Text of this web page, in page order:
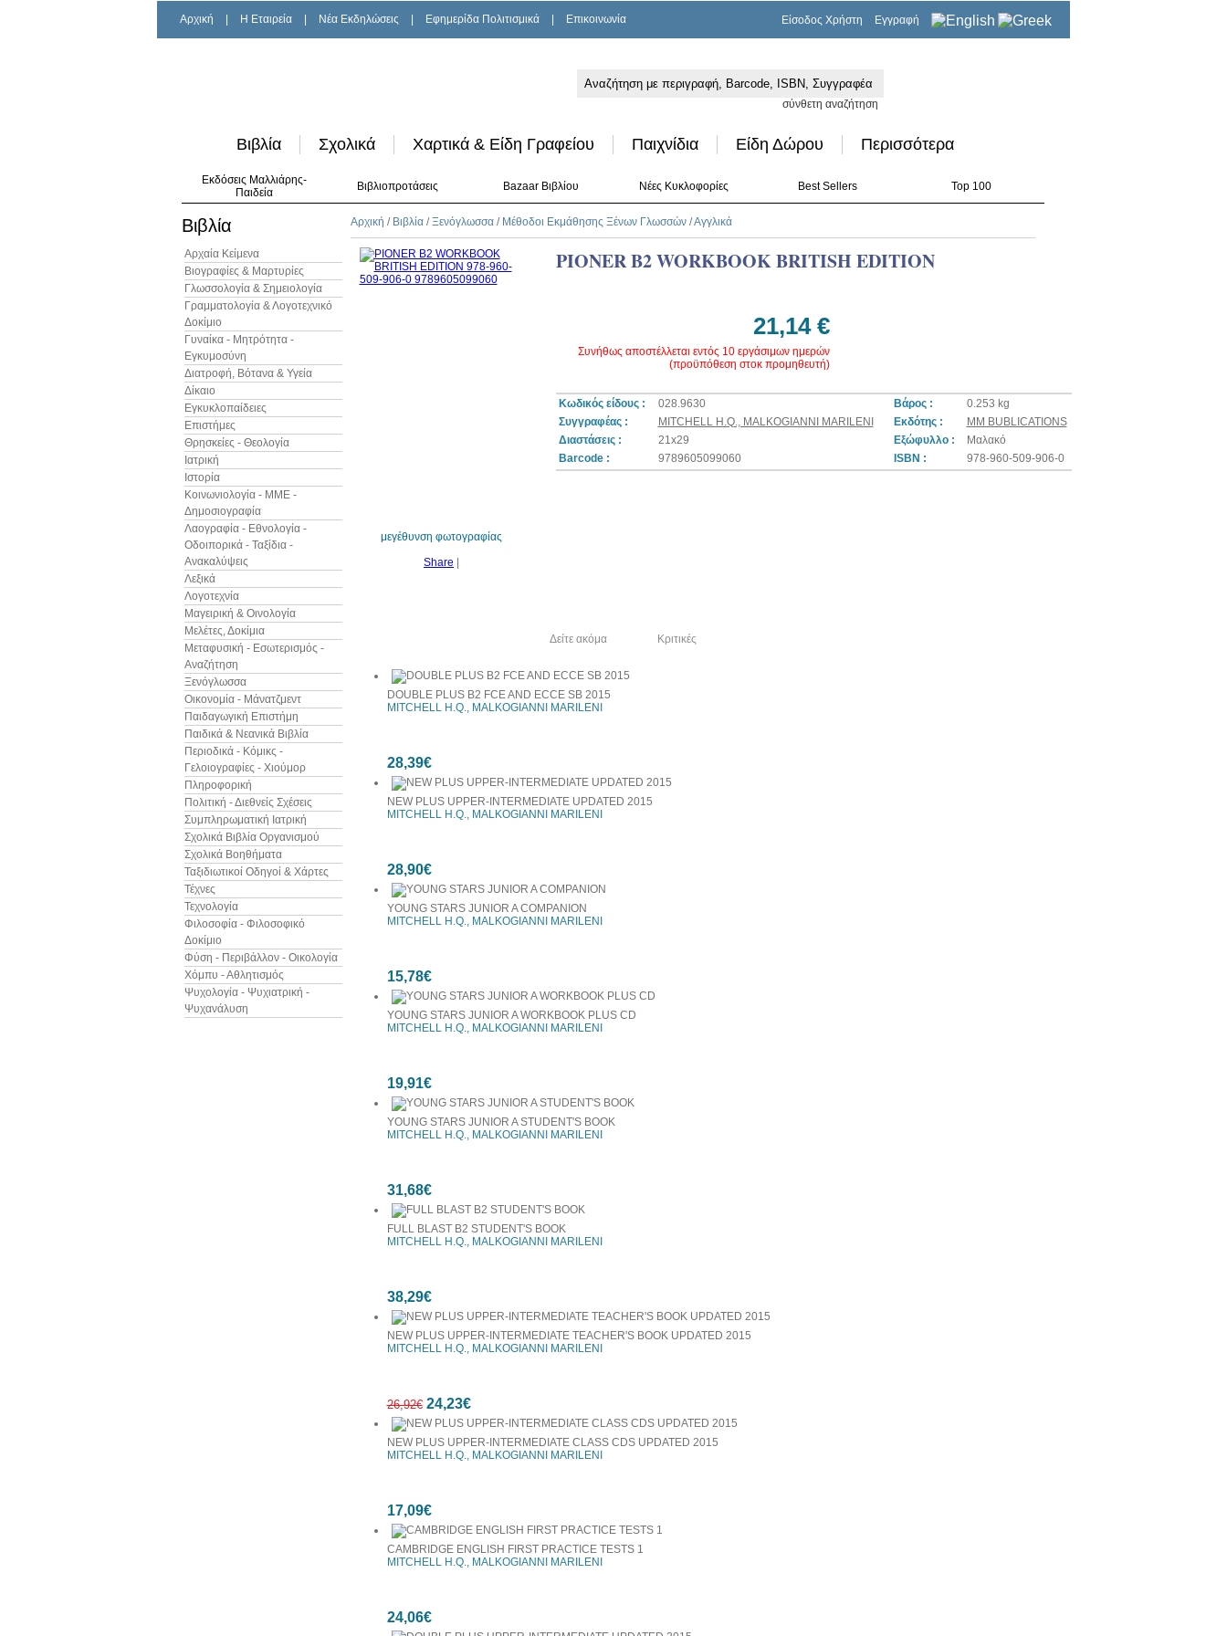
Αρχική H Εταιρεία Νέα Εκδηλώσεις Εφημερίδα Πολιτισμικά Επικοινωνία Είσοδος Χρήστη Εγγραφή
σύνθετη αναζήτηση
Βιβλία Σχολικά Χαρτικά & Είδη Γραφείου Παιχνίδια Είδη Δώρου Περισσότερα
Εκδόσεις Μαλλιάρης-
Παιδεία
Βιβλιοπροτάσεις Bazaar Βιβλίου Νέες Κυκλοφορίες Best Sellers Top 100
Βιβλία
Αρχαία Κείμενα
Βιογραφίες & Μαρτυρίες
Γλωσσολογία & Σημειολογία
Γραμματολογία & Λογοτεχνικό
Δοκίμιο
Γυναίκα - Μητρότητα -
Εγκυμοσύνη
Διατροφή, Βότανα & Υγεία
Δίκαιο
Εγκυκλοπαίδειες
Επιστήμες
Θρησκείες - Θεολογία
Ιατρική
Ιστορία
Κοινωνιολογία - ΜΜΕ -
Δημοσιογραφία
Λαογραφία - Εθνολογία -
Οδοιπορικά - Ταξίδια -
Ανακαλύψεις
Λεξικά
Λογοτεχνία
Μαγειρική & Οινολογία
Μελέτες, Δοκίμια
Μεταφυσική - Εσωτερισμός -
Αναζήτηση
Ξενόγλωσσα
Οικονομία - Μάνατζμεντ
Παιδαγωγική Επιστήμη
Παιδικά & Νεανικά Βιβλία
Περιοδικά - Κόμικς -
Γελοιογραφίες - Χιούμορ
Πληροφορική
Πολιτική - Διεθνείς Σχέσεις
Συμπληρωματική Ιατρική
Σχολικά Βιβλία Οργανισμού
Σχολικά Βοηθήματα
Ταξιδιωτικοί Οδηγοί & Χάρτες
Τέχνες
Τεχνολογία
Φιλοσοφία - Φιλοσοφικό
Δοκίμιο
Φύση - Περιβάλλον - Οικολογία
Χόμπυ - Αθλητισμός
Ψυχολογία - Ψυχιατρική -
Ψυχανάλυση
Αρχική / Βιβλία /Ξενόγλωσσα / Μέθοδοι Εκμάθησης Ξένων Γλωσσών /Αγγλικά
μεγέθυνση φωτογραφίας
Share
PIONER B2 WORKBOOK BRITISH EDITION
21,14 €
Συνήθως αποστέλλεται εντός 10 εργάσιμων ημερών
(προϋπόθεση στοκ προμηθευτή)
Κωδικός είδους : 028.9630 Βάρος :
0.253 kg
Συγγραφέας :
MITCHELL H.Q., MALKOGIANNI MARILENI Εκδότης :
MM BUBLICATIONS
Διαστάσεις :
21x29 Εξώφυλλο :
Μαλακό
Barcode :
9789605099060 ISBN : 978-960-509-906-0
Δείτε ακόμα Κριτικές
DOUBLE PLUS B2 FCE AND ECCE SB 2015
MITCHELL H.Q., MALKOGIANNI MARILENI
28,39€
NEW PLUS UPPER-INTERMEDIATE UPDATED 2015
MITCHELL H.Q., MALKOGIANNI MARILENI
28,90€
YOUNG STARS JUNIOR A COMPANION
MITCHELL H.Q., MALKOGIANNI MARILENI
15,78€
YOUNG STARS JUNIOR A WORKBOOK PLUS CD
MITCHELL H.Q., MALKOGIANNI MARILENI
19,91€
YOUNG STARS JUNIOR A STUDENT'S BOOK
MITCHELL H.Q., MALKOGIANNI MARILENI
31,68€
FULL BLAST B2 STUDENT'S BOOK
MITCHELL H.Q., MALKOGIANNI MARILENI
38,29€
NEW PLUS UPPER-INTERMEDIATE TEACHER'S BOOK UPDATED 2015
MITCHELL H.Q., MALKOGIANNI MARILENI
26,92€ 24,23€
NEW PLUS UPPER-INTERMEDIATE CLASS CDS UPDATED 2015
MITCHELL H.Q., MALKOGIANNI MARILENI
17,09€
CAMBRIDGE ENGLISH FIRST PRACTICE TESTS 1
MITCHELL H.Q., MALKOGIANNI MARILENI
24,06€